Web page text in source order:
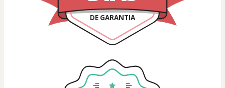
DE GARANTIA